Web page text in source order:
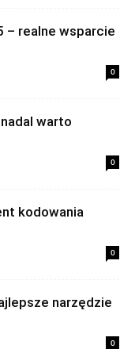
– realne wsparcie
0
warto
0
kodowania
0
narzędzie
0